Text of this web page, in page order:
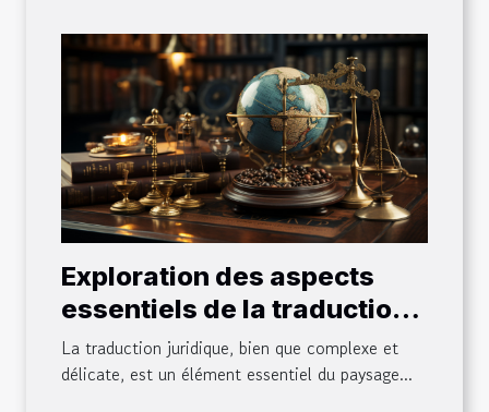
Exploration des aspects
essentiels de la traduction
juridique
La traduction juridique, bien que complexe et
délicate, est un élément essentiel du paysage...